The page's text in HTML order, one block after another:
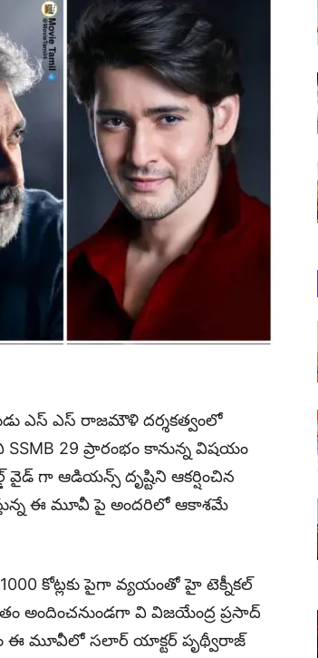
ఎస్ ఎస్ రాజమౌళి దర్శకత్వంలో
29 ప్రారంభం కానున్న విషయం
గా ఆడియన్స్ దృష్టిని ఆకర్షించిన
ఈ మూవీ పై అందరిలో ఆకాశమే
కోట్లకు పైగా వ్యయంతో హై టెక్నీకల్
అందించనుండగా వి విజయేంద్ర ప్రసాద్
ఈ మూవీలో సలార్ యాక్టర్ పృథ్వీరాజ్